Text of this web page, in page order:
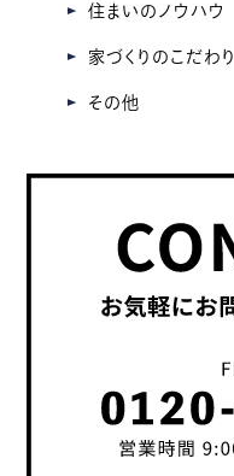
住まいのノウハウ
家づくりのこだわり
その他